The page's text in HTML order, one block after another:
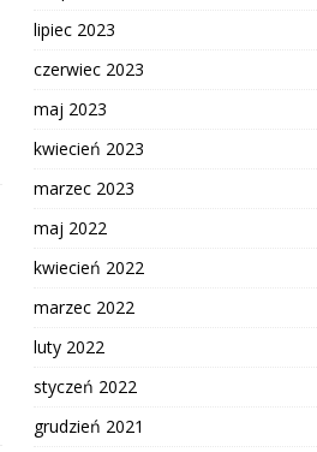
lipiec 2023
czerwiec 2023
maj 2023
kwiecień 2023
marzec 2023
maj 2022
kwiecień 2022
marzec 2022
luty 2022
styczeń 2022
grudzień 2021